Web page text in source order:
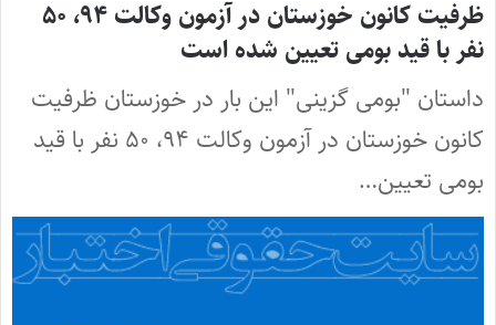
ظرفیت کانون خوزستان در آزمون وکالت ۹۴، ۵۰
نفر با قید بومی تعیین شده است
داستان "بومی گزینی" این بار در خوزستان ظرفیت
کانون خوزستان در آزمون وکالت ۹۴، ۵۰ نفر با قید
بومی تعیین…